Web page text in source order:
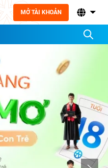
MỞ TÀI KHOẢN